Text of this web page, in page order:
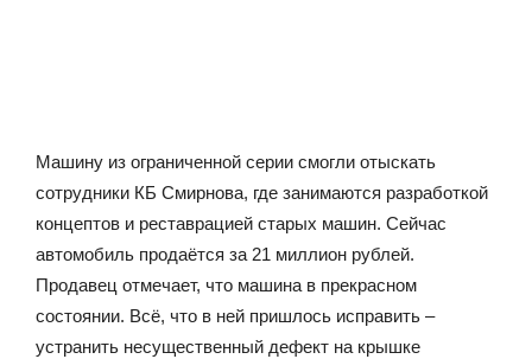
Машину из ограниченной серии смогли отыскать
сотрудники КБ Смирнова, где занимаются разработкой
концептов и реставрацией старых машин. Сейчас
автомобиль продаётся за 21 миллион рублей.
Продавец отмечает, что машина в прекрасном
состоянии. Всё, что в ней пришлось исправить –
устранить несущественный дефект на крышке